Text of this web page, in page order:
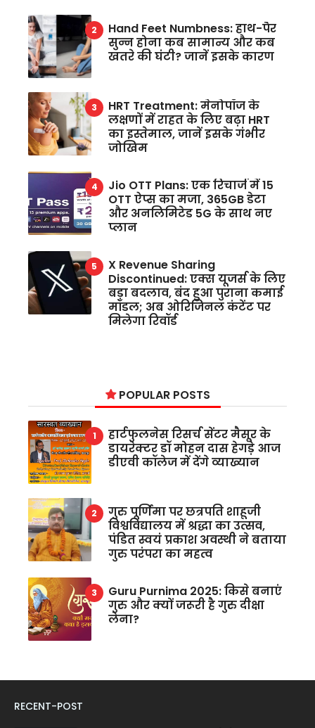
Hand Feet Numbness: हाथ-पैर
सुन्न होना कब सामान्य और कब
खतरे की घंटी? जानें इसके कारण
HRT Treatment: मेनोपॉज के
लक्षणों में राहत के लिए बढ़ा HRT
का इस्तेमाल, जानें इसके गंभीर
जोखिम
Jio OTT Plans: एक रिचार्ज में 15
OTT ऐप्स का मजा, 365GB डेटा
और अनलिमिटेड 5G के साथ नए
प्लान
X Revenue Sharing
Discontinued: एक्स यूजर्स के लिए
बड़ा बदलाव, बंद हुआ पुराना कमाई
मॉडल; अब ओरिजिनल कंटेंट पर
मिलेगा रिवॉर्ड
POPULAR POSTS
हार्टफुलनेस रिसर्च सेंटर मैसूर के
डायरेक्टर डॉ मोहन दास हेगड़े आज
डीएवी कॉलेज में देंगे व्याख्यान
गुरु पूर्णिमा पर छत्रपति शाहूजी
विश्वविद्यालय में श्रद्धा का उत्सव,
पंडित स्वयं प्रकाश अवस्थी ने बताया
गुरु परंपरा का महत्व
Guru Purnima 2025: किसे बनाएं
गुरु और क्यों जरूरी है गुरु दीक्षा
लेना?
RECENT-POST